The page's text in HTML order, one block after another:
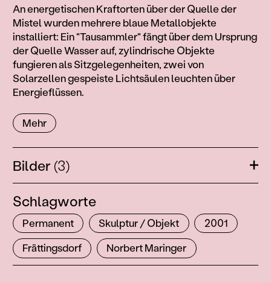
Information
An energetischen Kraftorten über der Quelle der
Mistel wurden mehrere blaue Metallobjekte
installiert: Ein "Tausammler" fängt über dem Ursprung
der Quelle Wasser auf, zylindrische Objekte
fungieren als Sitzgelegenheiten, zwei von
Solarzellen gespeiste Lichtsäulen leuchten über
Energieflüssen.
Mehr
Bilder (3)
Schlagworte
Permanent Skulptur / Objekt
2001
Frättingsdorf
Norbert Maringer